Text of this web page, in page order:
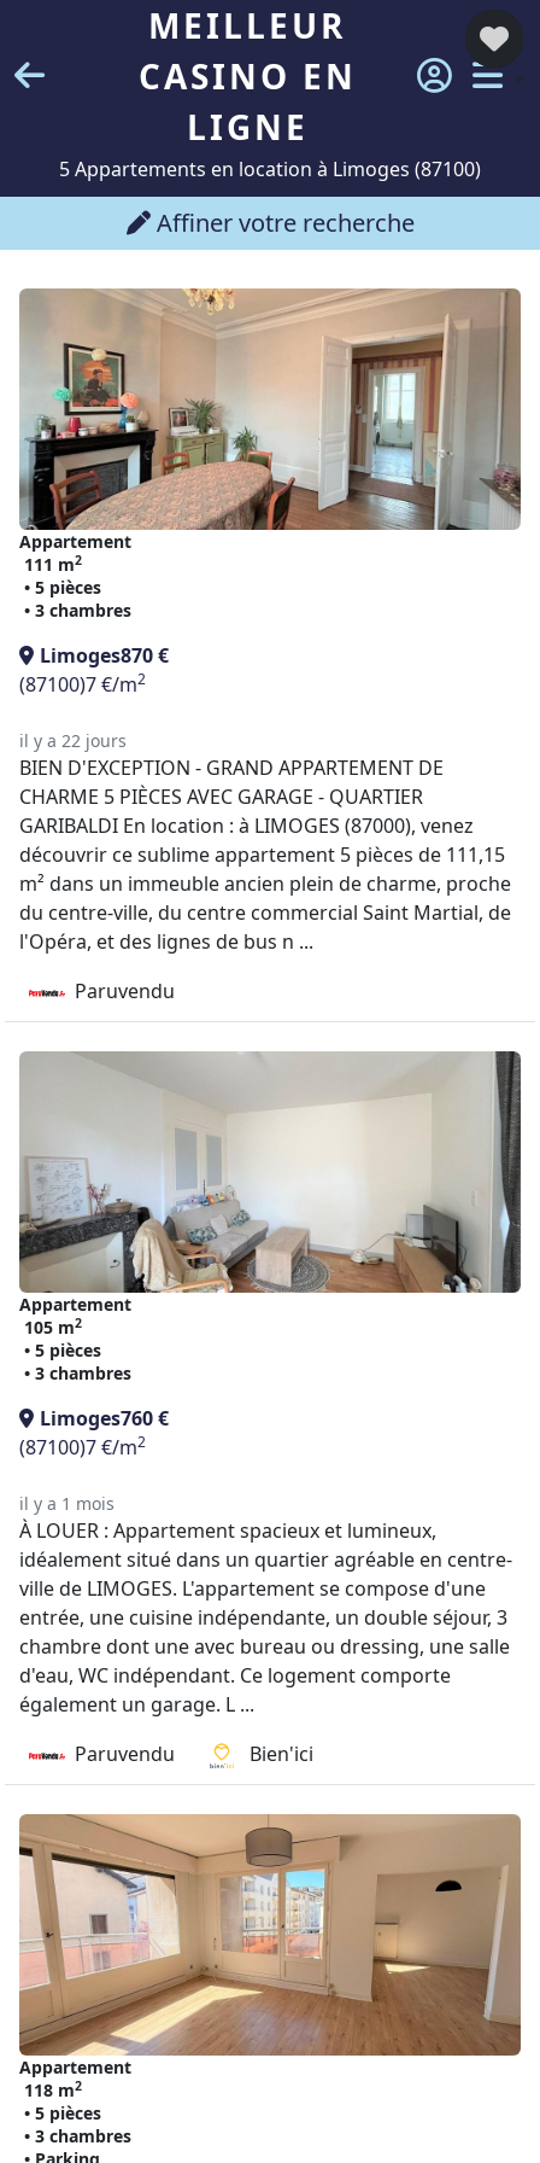
MEILLEUR
CASINO EN
LIGNE
5 Appartements en location à Limoges (87100)
Affiner votre recherche
Appartement
111 m2
• 5 pièces
• 3 chambres
Limoges870 €
(87100)7 €/m2
il y a 22 jours
BIEN D'EXCEPTION - GRAND APPARTEMENT DE
CHARME 5 PIÈCES AVEC GARAGE - QUARTIER
GARIBALDI En location : à LIMOGES (87000), venez
découvrir ce sublime appartement 5 pièces de 111,15
m² dans un immeuble ancien plein de charme, proche
du centre-ville, du centre commercial Saint Martial, de
l'Opéra, et des lignes de bus n ...
Paruvendu
Appartement
105 m2
• 5 pièces
• 3 chambres
Limoges760 €
(87100)7 €/m2
il y a 1 mois
À LOUER : Appartement spacieux et lumineux,
idéalement situé dans un quartier agréable en centre-
ville de LIMOGES. L'appartement se compose d'une
entrée, une cuisine indépendante, un double séjour, 3
chambre dont une avec bureau ou dressing, une salle
d'eau, WC indépendant. Ce logement comporte
également un garage. L ...
Paruvendu
Bien'ici
Appartement
118 m2
• 5 pièces
• 3 chambres